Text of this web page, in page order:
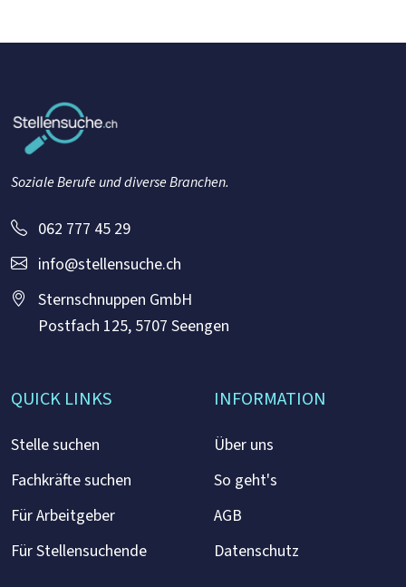
Soziale Berufe und diverse Branchen.
062 777 45 29
info@stellensuche.ch
Sternschnuppen GmbH
Postfach 125, 5707 Seengen
QUICK LINKS
Stelle suchen
Fachkräfte suchen
Für Arbeitgeber
Für Stellensuchende
INFORMATION
Über uns
So geht's
AGB
Datenschutz